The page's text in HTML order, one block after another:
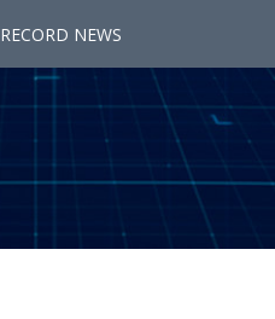
RECORD NEWS